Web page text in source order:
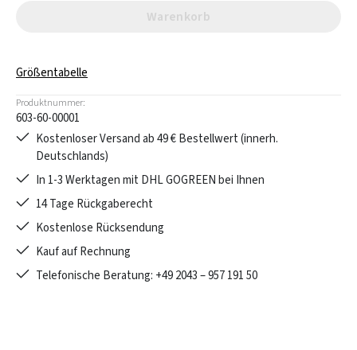
Warenkorb
Größentabelle
Produktnummer:
603-60-00001
Kostenloser Versand ab 49 € Bestellwert (innerh.
Deutschlands)
In 1-3 Werktagen mit DHL GOGREEN bei Ihnen
14 Tage Rückgaberecht
Kostenlose Rücksendung
Kauf auf Rechnung
Telefonische Beratung: +49 2043 – 957 191 50